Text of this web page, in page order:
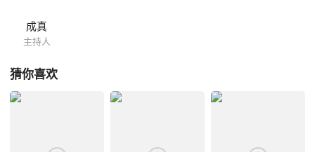
成真
主持人
猜你喜欢